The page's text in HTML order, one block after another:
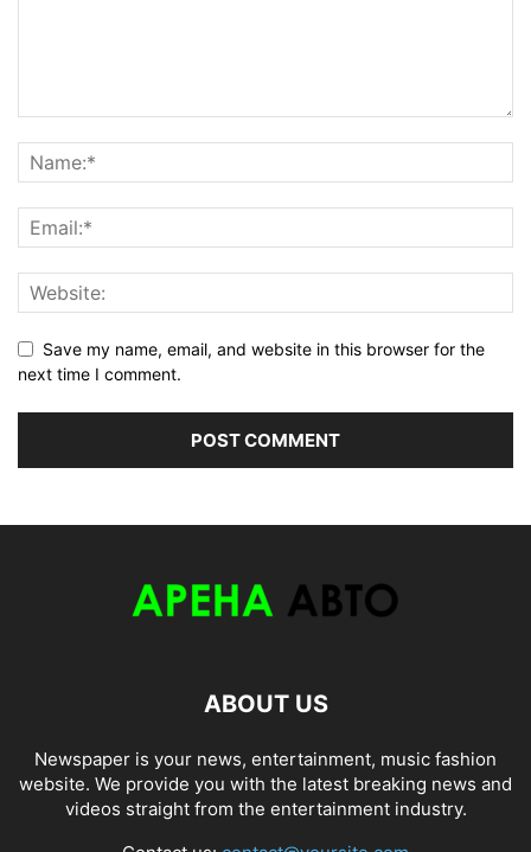
Save my name, email, and website in this browser for the
next time I comment.
ABOUT US
Newspaper is your news, entertainment, music fashion
website. We provide you with the latest breaking news and
videos straight from the entertainment industry.